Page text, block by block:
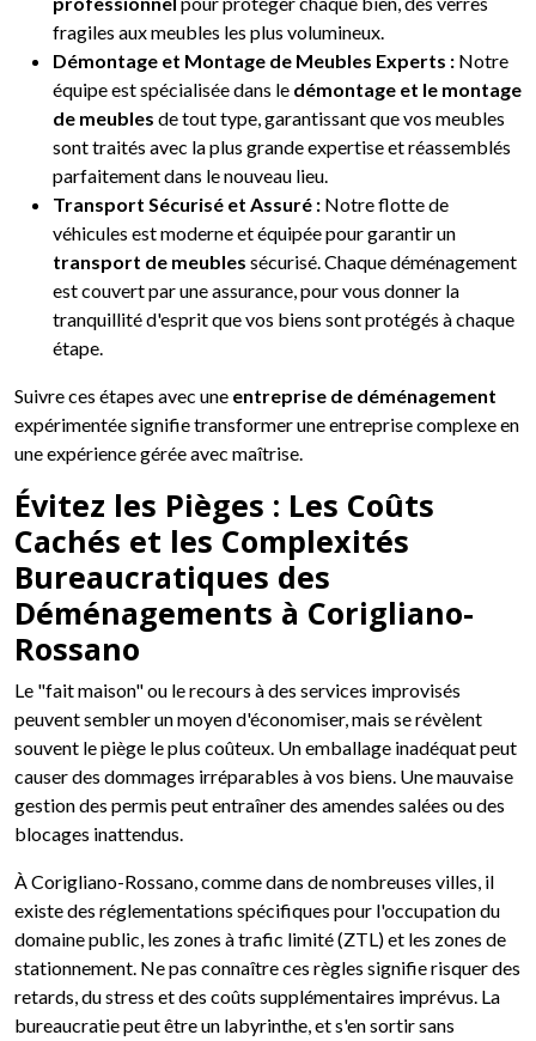
fragiles aux meubles les plus volumineux.
Démontage et Montage de Meubles Experts : Notre
équipe est spécialisée dans le démontage et le montage
de meubles de tout type, garantissant que vos meubles
sont traités avec la plus grande expertise et réassemblés
parfaitement dans le nouveau lieu.
Transport Sécurisé et Assuré : Notre flotte de
véhicules est moderne et équipée pour garantir un
transport de meubles sécurisé. Chaque déménagement
est couvert par une assurance, pour vous donner la
tranquillité d'esprit que vos biens sont protégés à chaque
étape.
Suivre ces étapes avec une entreprise de déménagement
expérimentée signifie transformer une entreprise complexe en
une expérience gérée avec maîtrise.
Évitez les Pièges : Les Coûts
Cachés et les Complexités
Bureaucratiques des
Déménagements à Corigliano-
Rossano
Le "fait maison" ou le recours à des services improvisés
peuvent sembler un moyen d'économiser, mais se révèlent
souvent le piège le plus coûteux. Un emballage inadéquat peut
causer des dommages irréparables à vos biens. Une mauvaise
gestion des permis peut entraîner des amendes salées ou des
blocages inattendus.
À Corigliano-Rossano, comme dans de nombreuses villes, il
existe des réglementations spécifiques pour l'occupation du
domaine public, les zones à trafic limité (ZTL) et les zones de
stationnement. Ne pas connaître ces règles signifie risquer des
retards, du stress et des coûts supplémentaires imprévus. La
bureaucratie peut être un labyrinthe, et s'en sortir sans